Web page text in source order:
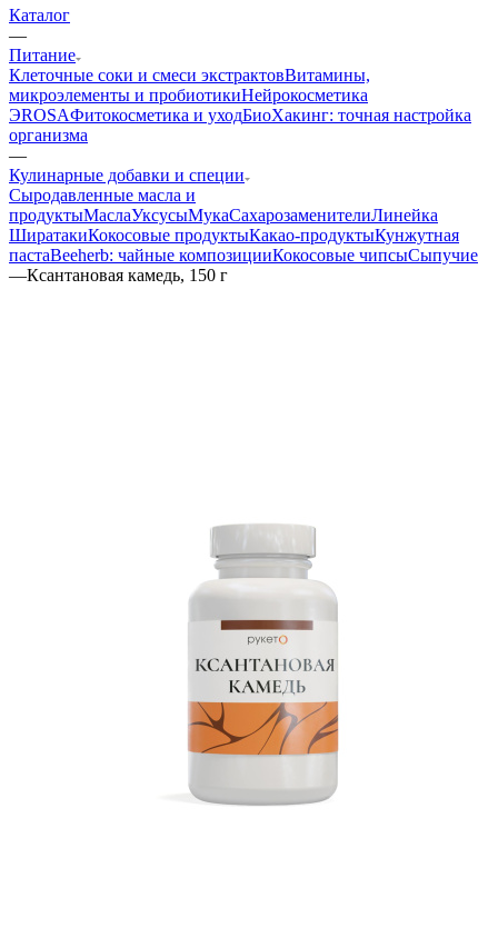
Каталог
—
Питание
Клеточные соки и смеси экстрактовВитамины,
микроэлементы и пробиотикиНейрокосметика
ЭROSAФитокосметика и уходБиоХакинг: точная настройка
организма
—
Кулинарные добавки и специи
Сыродавленные масла и
продуктыМаслаУксусыМукаСахарозаменителиЛинейка
ШиратакиКокосовые продуктыКакао-продуктыКунжутная
пастаBeeherb: чайные композицииКокосовые чипсыСыпучие
—Ксантановая камедь, 150 г